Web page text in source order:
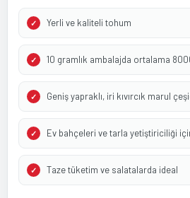
Yerli ve kaliteli tohum
10 gramlık ambalajda ortalama
Geniş yapraklı, iri kıvırcık marul
Ev bahçeleri ve tarla yetiştiriciliği
Taze tüketim ve salatalarda ideal